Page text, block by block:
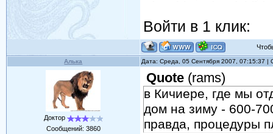
Войти в 1 клик:
Алька Дата: Среда, 05 Сентября 2007, 07:15:37
Доктор
Сообщений: 3860
Quote(rams)
в Кичиере, где мы
дом на зиму - 600-
правда, процедуры